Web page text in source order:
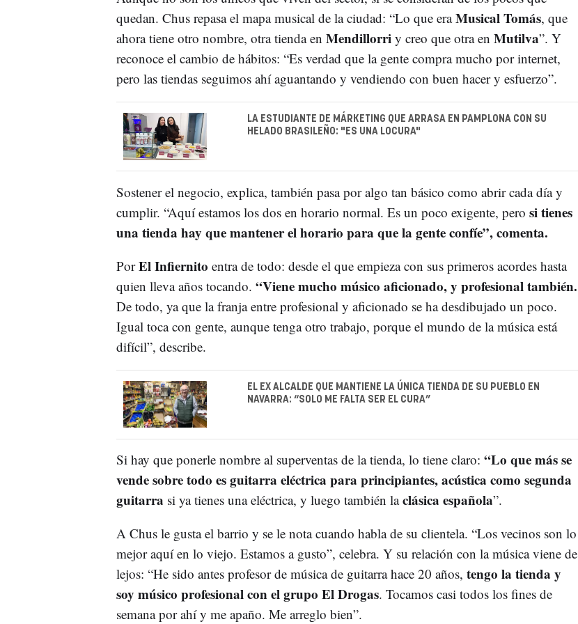
quedan. Chus repasa el mapa musical de la ciudad: “Lo que eraMusical Tomás, que
ahora tiene otro nombre, otra tienda en Mendillorriy creo que otra en Mutilva”. Y
reconoce el cambio de hábitos: “Es verdad que la gente compra mucho por internet,
pero las tiendas seguimos ahí aguantando y vendiendo con buen hacer y esfuerzo”.
LA ESTUDIANTE DE MÁRKETING QUE ARRASA EN PAMPLONA CON SU
HELADO BRASILEÑO: "ES UNA LOCURA"
Sostener el negocio, explica, también pasa por algo tan básico como abrir cada día y
cumplir. “Aquí estamos los dos en horario normal. Es un poco exigente, pero si tienes
una tienda hay que mantener el horario para que la gente confíe”, comenta.
PorEl Infiernito entra de todo: desde el que empieza con sus primeros acordes hasta
quien lleva años tocando. “Viene mucho músico aficionado, y profesional también.
De todo, ya que la franja entre profesional y aficionado se ha desdibujado un poco.
Igual toca con gente, aunque tenga otro trabajo, porque el mundo de la música está
difícil”, describe.
EL EX ALCALDE QUE MANTIENE LA ÚNICA TIENDA DE SU PUEBLO EN
NAVARRA: “SOLO ME FALTA SER EL CURA”
Si hay que ponerle nombre al superventas de la tienda, lo tiene claro: “Lo que más se
vende sobre todo es guitarra eléctrica para principiantes, acústica como segunda
guitarra si ya tienes una eléctrica, y luego también laclásica española”.
A Chus le gusta el barrio y se le nota cuando habla de su clientela. “Los vecinos son lo
mejor aquí en lo viejo. Estamos a gusto”, celebra. Y su relación con la música viene de
lejos: “He sido antes profesor de música de guitarra hace 20 años, tengo la tienda y
soy músico profesional con el grupo El Drogas. Tocamos casi todos los fines de
semana por ahí y me apaño. Me arreglo bien”.